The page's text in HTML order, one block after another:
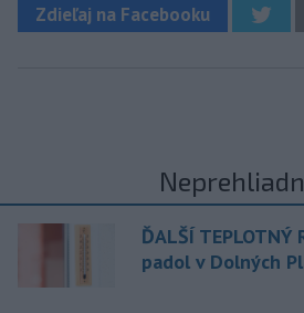
Zdieľaj na Facebooku
ĎALŠÍ TEPLOTNÝ
padol v Dolných